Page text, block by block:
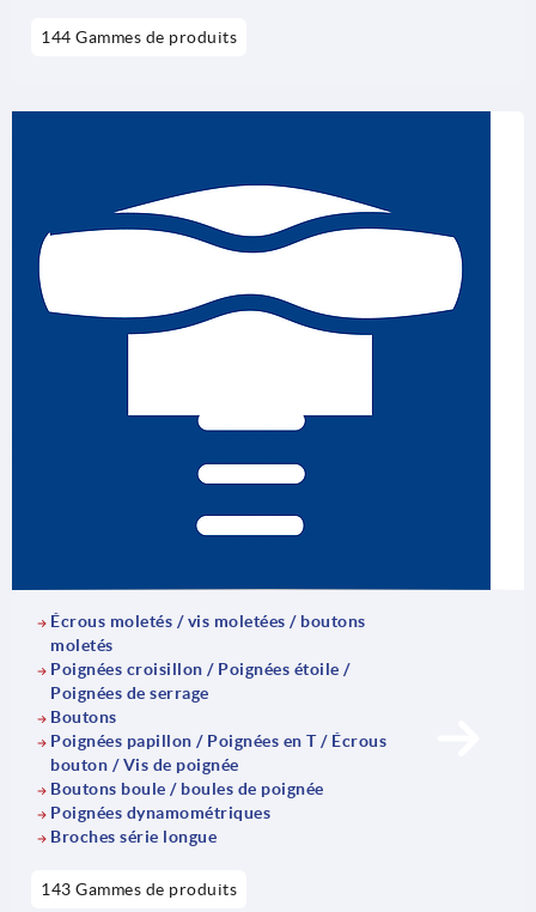
144 Gammes de produits
Écrous moletés / vis moletées / boutons
moletés
Poignées croisillon / Poignées étoile /
Poignées de serrage
Boutons
Poignées papillon / Poignées en T / Écrous
bouton / Vis de poignée
Boutons boule / boules de poignée
Poignées dynamométriques
Broches série longue
143 Gammes de produits